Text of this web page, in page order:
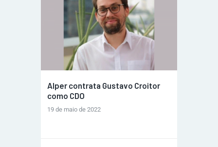
REVISTA
ESPECIAIS
GAIVOTA DE
OURO
ST SUMMIT
GESTORAS
HOMEST
Alper contrata Gustavo Croitor
como CDO
19 de maio de 2022